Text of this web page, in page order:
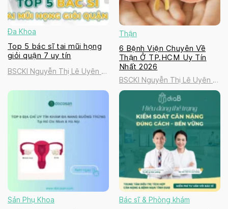
Đa Khoa
Top 5 bác sĩ tai mũi họng
giỏi quận 7 uy tín
BSCKI Nguyễn Thị Lê Uyên |
International Clinic
Thận
6 Bệnh Viện Chuyên Về
Thận Ở TP.HCM Uy Tín
Nhất 2026
BSCKI Nguyễn Thị Lê Uyên |
Golden Healthcare
International Clinic
Sản Phụ Khoa Bác sĩ & Phòng khám